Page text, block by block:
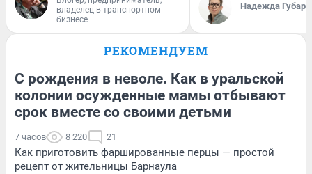
владелец в транспортном
бизнесе
Надежда Губарь
РЕКОМЕНДУЕМ
С рождения в неволе. Как в уральской
колонии осужденные мамы отбывают
срок вместе со своими детьми
7 часов 8 220 21
Как приготовить фаршированные перцы — простой
рецепт от жительницы Барнаула